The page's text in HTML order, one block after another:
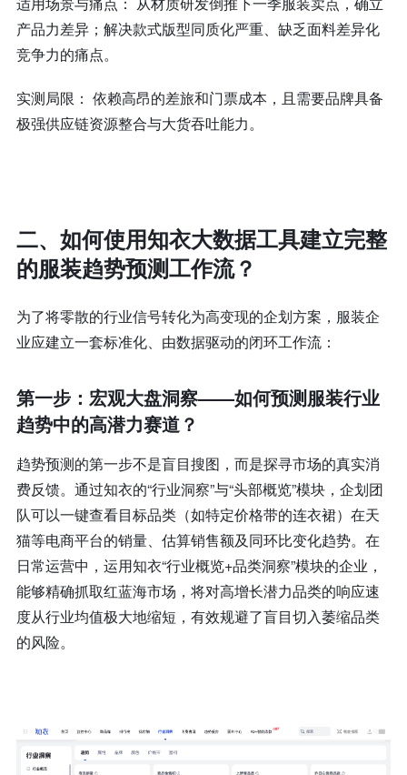
产品力差异；解决款式版型同质化严重、缺乏面料差异化
竞争力的痛点。
实测局限： 依赖高昂的差旅和门票成本，且需要品牌具备
极强供应链资源整合与大货吞吐能力。
二、如何使用知衣大数据工具建立完整
的服装趋势预测工作流？
为了将零散的行业信号转化为高变现的企划方案，服装企
业应建立一套标准化、由数据驱动的闭环工作流：
第一步：宏观大盘洞察——如何预测服装行业
趋势中的高潜力赛道？
趋势预测的第一步不是盲目搜图，而是探寻市场的真实消
费反馈。通过知衣的“行业洞察”与“头部概览”模块，企划团
队可以一键查看目标品类（如特定价格带的连衣裙）在天
猫等电商平台的销量、估算销售额及同环比变化趋势。在
日常运营中，运用知衣“行业概览+品类洞察”模块的企业，
能够精确抓取红蓝海市场，将对高增长潜力品类的响应速
度从行业均值极大地缩短，有效规避了盲目切入萎缩品类
的风险。